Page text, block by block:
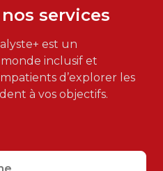
services
est un
inclusif et
d’explorer les
à vos objectifs.